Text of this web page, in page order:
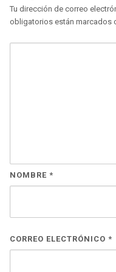
Tu dirección de correo
obligatorios están marcados
NOMBRE *
CORREO ELECTRÓNICO *